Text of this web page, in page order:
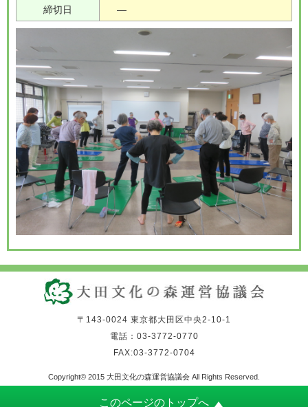
締切日
―
〒143-0024 東京都大田区中央2-10-1
電話：03-3772-0770
FAX:03-3772-0704
Copyright© 2015 大田文化の森運営協議会 All Rights Reserved.
このページのトップへ